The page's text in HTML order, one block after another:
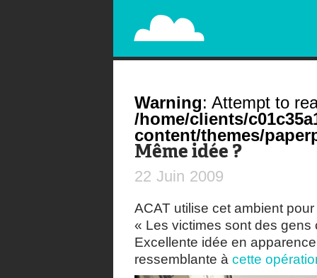
PAPERPLANE
STREET, AMBIENT, GUÉRILLA MARKETING
Warning: Attempt to
/home/clients/
content/themes/
Même idée ?
22 Juin 2009
ACAT utilise cet ambient
« Les victimes sont des gens
Excellente idée en
ressemblante à cette